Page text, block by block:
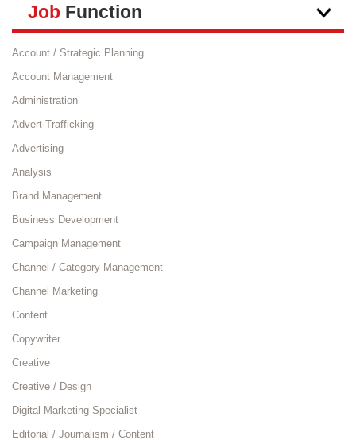
Job Function
Account / Strategic Planning
Account Management
Administration
Advert Trafficking
Advertising
Analysis
Brand Management
Business Development
Campaign Management
Channel / Category Management
Channel Marketing
Content
Copywriter
Creative
Creative / Design
Digital Marketing Specialist
Editorial / Journalism / Content